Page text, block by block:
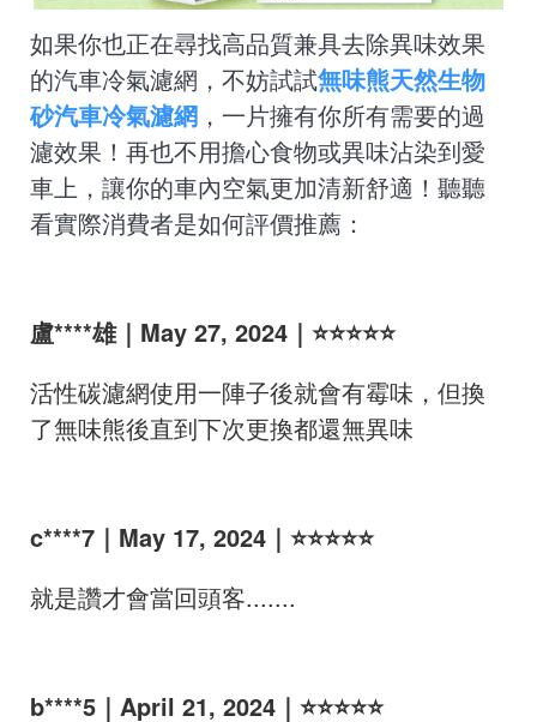
如果你也正在尋找高品質兼具去除異味效果
的汽車冷氣濾網，不妨試試無味熊天然生物
砂汽車冷氣濾網 ，一片擁有你所有需要的過
濾效果！再也不用擔心食物或異味沾染到愛
車上，讓你的車內空氣更加清新舒適！聽聽
看實際消費者是如何評價推薦：
盧****雄｜May 27, 2024｜⭐⭐⭐⭐⭐
活性碳濾網使用一陣子後就會有霉味，但換
了無味熊後直到下次更換都還無異味
c****7｜May 17, 2024｜⭐⭐⭐⭐⭐
就是讚才會當回頭客.......
b****5｜April 21, 2024｜⭐⭐⭐⭐⭐